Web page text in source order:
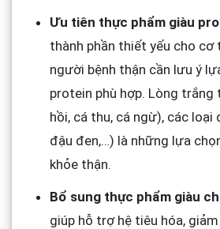
Ưu tiên thực phẩm giàu
thành phần thiết yếu cho cơ
người bệnh thận cần lưu ý
protein phù hợp. Lòng trắng
hồi, cá thu, cá ngừ), các loại
đậu đen,…) là những lựa
khỏe thận.
Bổ sung thực phẩm giàu
giúp hỗ trợ hệ tiêu hóa,